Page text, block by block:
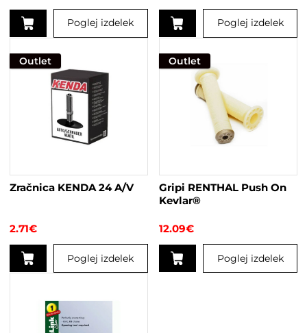
Poglej izdelek Poglej izdelek
Outlet
Zračnica KENDA 24 A/V
2.71€
Poglej izdelek
Outlet
Gripi RENTHAL Push On
Kevlar®
12.09€
Poglej izdelek